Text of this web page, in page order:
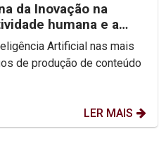
da Inovação na
humana e a
Artificial nas mais
de produção de conteúdo
LER MAIS